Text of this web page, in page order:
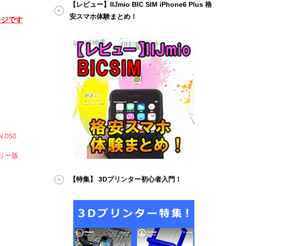
です
050
ー版
【レビュー】IIJmio BIC SIM iPhone6 Plus 格
安スマホ体験まとめ！
【特集】 3Dプリンター初心者入門！